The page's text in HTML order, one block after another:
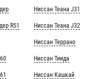
R51
Ниссан Теана J31
Ниссан Теана J32
Ниссан Террано
Ниссан Тиида
Ниссан Кашкай